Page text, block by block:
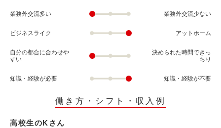
業務外交流多い 業務外交流少ない
ビジネスライク アットホーム
自分の都合に合わせや
すい
決められた時間できっ
ちり
知識・経験が必要 知識・経験が不要
働き方・シフト・収入例
高校生のKさん